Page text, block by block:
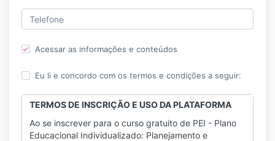
Acessar as informações e conteúdos
Eu li e concordo com os termos e condições a seguir:
TERMOS DE INSCRIÇÃO E USO DA PLATAFORMA
Ao se inscrever para o curso gratuito de PEI - Plano
Educacional Individualizado: Planejamento e